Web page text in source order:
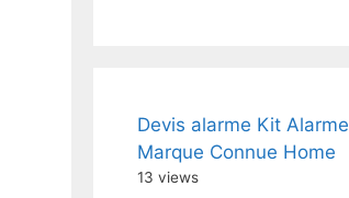
Devis alarme Kit Alarme
Marque Connue Home
13 views